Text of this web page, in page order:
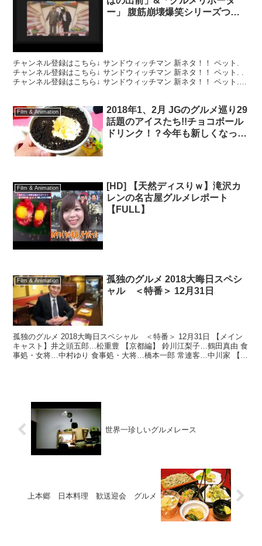
ー」 腹筋崩壊爆笑シリーズつづ
チャンネル登録はこちら↓ サンドウィッチマン 新ネタ！！ ペット.
チャンネル登録はこちら↓ サンドウィッチマン 新ネタ！！ ペット. .
チャンネル登録はこちら↓ サンドウィッチマン 新ネタ！！ ペット.
Film & Animation
2018年1、2月 JGのグルメ巡り29
話題のアイスたち!!チョコボール
ドリンク！？今年も新しくなった
Film & Animation
[HD] 【天然ディスりｗ】滝沢カ
レンの名古屋グルメレポート
【FULL】
Film & Animation
孤独のグルメ 2018大晦日スペシ
ャル ＜特番＞ 12月31日
孤独のグルメ 2018大晦日スペシャル ＜特番＞ 12月31日 【メイン
キャスト】井之頭五郎…松重豊 【京都編】 鈴川江梨子…鶴田真由 食
事処・女将…中村ゆり 食事処・大将…橋本一郎 常連客…中川家 【名
世界一珍しいグルメレース
上本郷 日本料理 歓送迎会 グルメ